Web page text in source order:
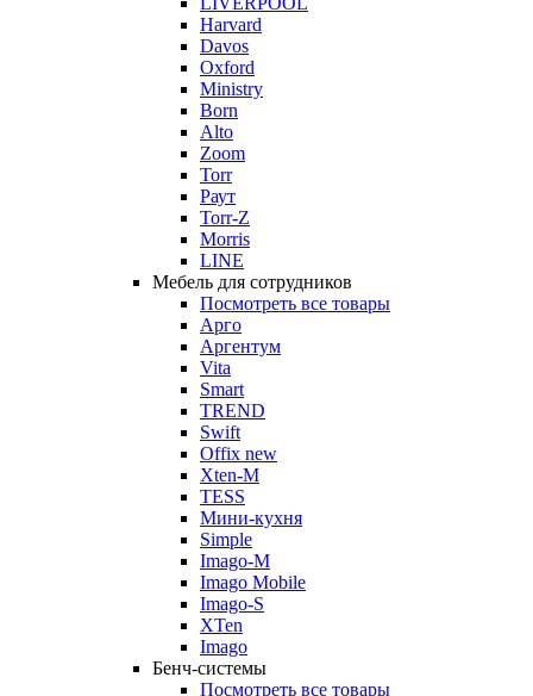
Harvard
Davos
Oxford
Ministry
Born
Alto
Zoom
Torr
Раут
Torr-Z
Morris
LINE
Мебель для сотрудников
Посмотреть все товары
Арго
Аргентум
Vita
Smart
TREND
Swift
Offix new
Xten-M
TESS
Мини-кухня
Simple
Imago-M
Imago Mobile
Imago-S
XTen
Imago
Бенч-системы
Посмотреть все товары